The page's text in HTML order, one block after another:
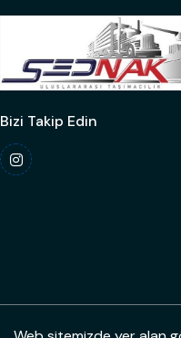
Bizi Takip Edin